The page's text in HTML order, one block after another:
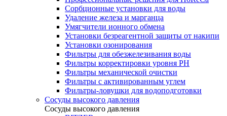
Сорбционные установки для воды
Удаление железа и марганца
Умягчители ионного обмена
Установки безреагентной защиты от накипи
Установки озонирования
Фильтры для обезжелезивания воды
Фильтры корректировки уровня PH
Фильтры механической очистки
Фильтры с активированным углем
Фильтры-ловушки для водоподготовки
Сосуды высокого давления
Сосуды высокого давления